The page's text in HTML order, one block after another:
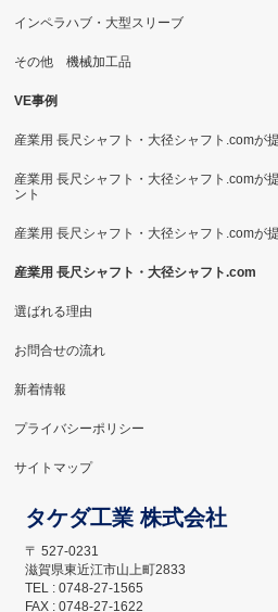
インペラハブ・大型スリーブ
その他 機械加工品
VE事例
産業用 長尺シャフト・大径シャフト.comが
産業用 長尺シャフト・大径シャフト.comが
ント
産業用 長尺シャフト・大径シャフト.comが
産業用 長尺シャフト・大径シャフト.com
選ばれる理由
お問合せの流れ
新着情報
プライバシーポリシー
サイトマップ
タケダ工業 株式会社
〒 527-0231
滋賀県東近江市山上町2833
TEL : 0748-27-1565
FAX : 0748-27-1622